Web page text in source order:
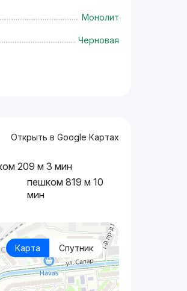
Монолит
Черновая
Открыть в Google Картах
209 м 3 мин
пешком 819 м 10
мин
Карта Спутник